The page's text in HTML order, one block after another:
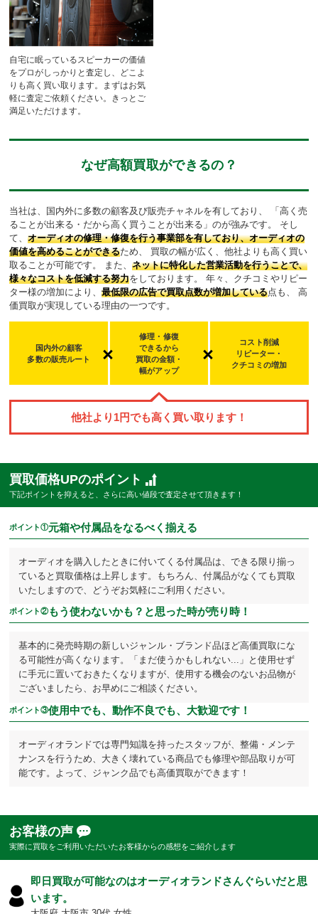
自宅に眠っているスピーカーの価値
をプロがしっかりと査定し、どこよ
りも高く買い取ります。まずはお気
軽に査定ご依頼ください。きっとご
満足いただけます。
なぜ高額買取ができるの？
当社は、国内外に多数の顧客及び販売チャネルを有しており、
「高く売
ることが出来る・だから高く買うことが出来る」のが強みです。
そし
て、オーディオの修理・修復を行う事業部を有しており、オーディオの
価値を高めることができるため、
買取の幅が広く、他社よりも高く買い
取ることが可能です。
また、ネットに特化した営業活動を行うことで、
様々なコストを低減する努力をしております。
年々、クチコミやリピー
ター様の増加により、最低限の広告で買取点数が増加している点も、
高
価買取が実現している理由の一つです。
国内外の顧客
多数の販売ルート
修理・修復
できるから
買取の金額・
幅がアップ
コスト削減
リピーター・
クチコミの増加
他社より 1円でも高く買い取ります！
買取価格UPのポイント
下記ポイントを抑えると、さらに高い値段で査定させて頂きます！
ポイント①元箱や付属品をなるべく揃える
オーディオを購入したときに付いてくる付属品は、できる限り揃っ
ていると買取価格は上昇します。もちろん、付属品がなくても買取
いたしますので、どうぞお気軽にご利用ください。
ポイント②もう使わないかも？と思った時が売り時！
基本的に発売時期の新しいジャンル・ブランド品ほど高価買取にな
る可能性が高くなります。「まだ使うかもしれない...」と使用せず
に手元に置いておきたくなりますが、使用する機会のないお品物が
ございましたら、お早めにご相談ください。
ポイント③使用中でも、動作不良でも、大歓迎です！
オーディオランドでは専門知識を持ったスタッフが、整備・メンテ
ナンスを行うため、大きく壊れている商品でも修理や部品取りが可
能です。よって、ジャンク品でも高価買取ができます！
お客様の声
実際に買取をご利用いただいたお客様からの感想をご紹介します
即日買取が可能なのはオーディオランドさんぐらいだと思
います。